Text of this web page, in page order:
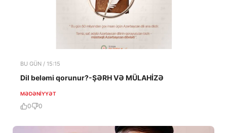
BU GÜN / 15:15
Dil beləmi qorunur?-ŞƏRH VƏ MÜLAHİZƏ
MƏDƏNIYYƏT
0 0